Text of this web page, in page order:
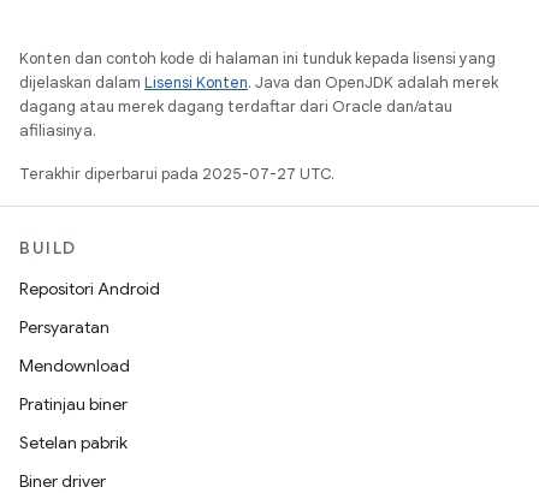
Konten dan contoh kode di halaman ini tunduk kepada lisensi yang
dijelaskan dalam Lisensi Konten. Java dan OpenJDK adalah merek
dagang atau merek dagang terdaftar dari Oracle dan/atau
afiliasinya.
Terakhir diperbarui pada 2025-07-27 UTC.
BUILD
Repositori Android
Persyaratan
Mendownload
Pratinjau biner
Setelan pabrik
Biner driver